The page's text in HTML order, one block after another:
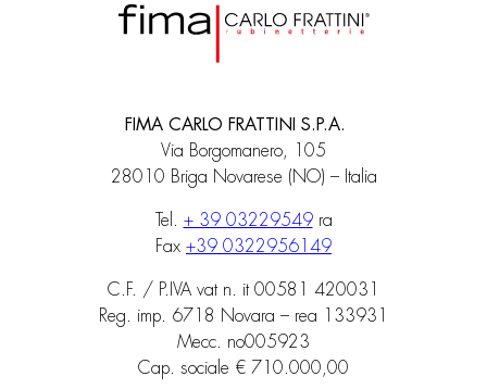
FIMA CARLO FRATTINI S.P.A.
Via Borgomanero, 105
28010 Briga Novarese (NO) – Italia
Tel. + 39 03229549ra
Fax +39 0322956149
C.F. / P.IVA vat n. it 00581 420031
Reg. imp. 6718 Novara – rea 133931
Mecc. no005923
Cap. sociale € 710.000,00